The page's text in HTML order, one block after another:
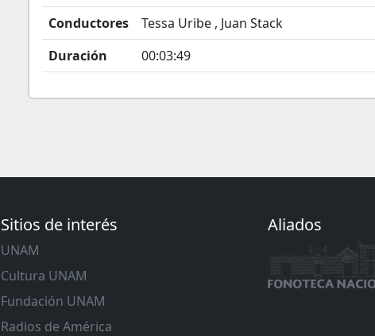
Conductores
Tessa Uribe , Juan Stack
Duración
00:03:49
Sitios de interés
UNAM
Cultura UNAM
Fundación UNAM
Radios de América
Aliados